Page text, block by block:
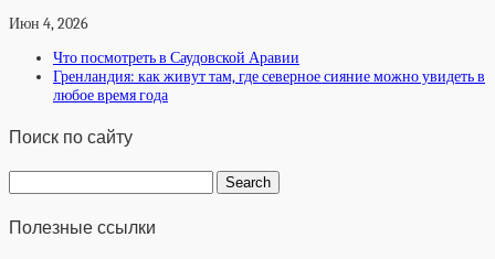
Июн 4, 2026
Что посмотреть в Саудовской Аравии
Гренландия: как живут там, где северное сияние можно увидеть в
любое время года
Поиск по сайту
Полезные ссылки